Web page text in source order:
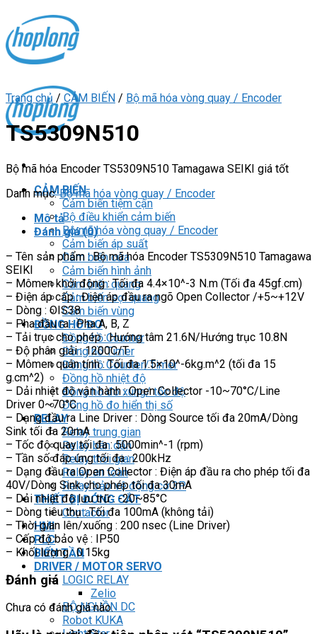
content
CẢM BIẾN
Cảm biến tiệm cận
Bộ điều khiển cảm biến
Bộ mã hóa vòng quay / Encoder
Cảm biến áp suất
Cảm biến cửa
Cảm biến hình ảnh
Cảm biến quang
Cảm biến sợi quang
Cảm biến vùng
ĐỒNG HỒ ĐO
Đồng hồ Counter
Đồng hồ Timer
Đồng hồ Counter/Timer
Đồng hồ nhiệt độ
Đồng hồ đo xung/ tốc độ
Đồng hồ đo hiển thị số
RELAY
Relay trung gian
Relay bán dẫn
Relay thời gian
Relay an toàn
Relay bảo vệ động cơ 3P
THIẾT BỊ ĐÓNG CẮT
Contactor
HMI
PLC
BIẾN TẦN
DRIVER / MOTOR SERVO
LOGIC RELAY
Zelio
BỘ NGUỒN DC
Robot KUKA
Trang chủ / CẢM BIẾN / Bộ mã hóa vòng quay / Encoder
TS5309N510
Bộ mã hóa Encoder TS5309N510 Tamagawa SEIKI giá tốt
Danh mục:Bộ mã hóa vòng quay / Encoder
Mô tả
Đánh giá (0)
– Tên sản phẩm : Bộ mã hóa Encoder TS5309N510 Tamagawa
SEIKI
– Mômen khởi động : Tối đa 4.4×10^-3 N.m (Tối đa 45gf.cm)
– Điện áp cấp : Điện áp đầu ra ngõ Open Collector /+5~+12V
– Dòng : OIS38
– Pha đầu ra : Pha A, B, Z
– Tải trục cho phép : Hướng tâm 21.6N/Hướng trục 10.8N
– Độ phân giải : 1200C/T
– Mômen quán tính : Tối đa 1.5×10^-6kg.m^2 (tối đa 15
g.cm^2)
– Dải nhiệt độ vận hành : Open Collector -10~70°C/Line
Driver 0~70°C
– Dạng đầu ra Line Driver : Dòng Source tối đa 20mA/Dòng
Sink tối đa 20mA
– Tốc độ quay tối đa : 5000min^-1 (rpm)
– Tần số đáp ứng tối đa : 200kHz
– Dạng đầu ra Open Collector : Điện áp đầu ra cho phép tối đa
40V/Dòng Sink cho phép tối đa 30mA
– Dải nhiệt độ lưu trữ : -20~85°C
– Dòng tiêu thụ : Tối đa 100mA (không tải)
– Thời gian lên/xuống : 200 nsec (Line Driver)
– Cấp độ bảo vệ : IP50
– Khối lượng : 0.15kg
Đánh giá
Chưa có đánh giá nào.